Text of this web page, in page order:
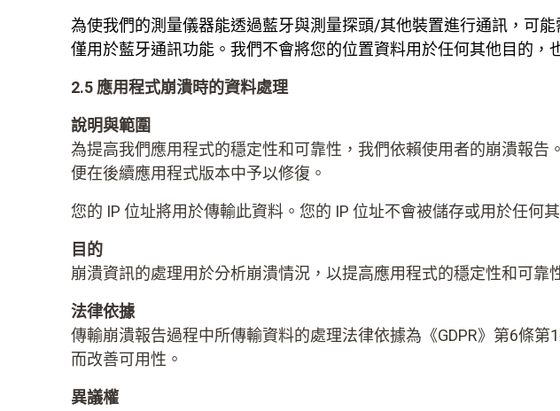
為使我們的測量儀器能透過藍牙與測量探頭/其他裝置進行通訊，可
僅用於藍牙通訊功能。我們不會將您的位置資料用於任何其他目的，
2.5 應用程式崩潰時的資料處理
說明與範圍
為提高我們應用程式的穩定性和可靠性，我們依賴使用者的崩潰報
便在後續應用程式版本中予以修復。
您的 IP 位址將用於傳輸此資料。您的 IP 位址不會被儲存或用於任何
目的
崩潰資訊的處理用於分析崩潰情況，以提高應用程式的穩定性和可靠
法律依據
傳輸崩潰報告過程中所傳輸資料的處理法律依據為《GDPR》第6條
而改善可用性。
異議權